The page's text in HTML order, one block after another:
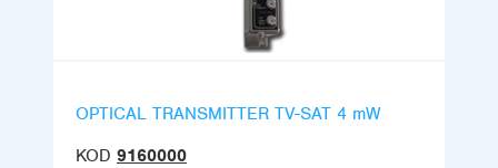
OPTICAL TRANSMITTER TV-SAT 4 mW
KOD 9160000